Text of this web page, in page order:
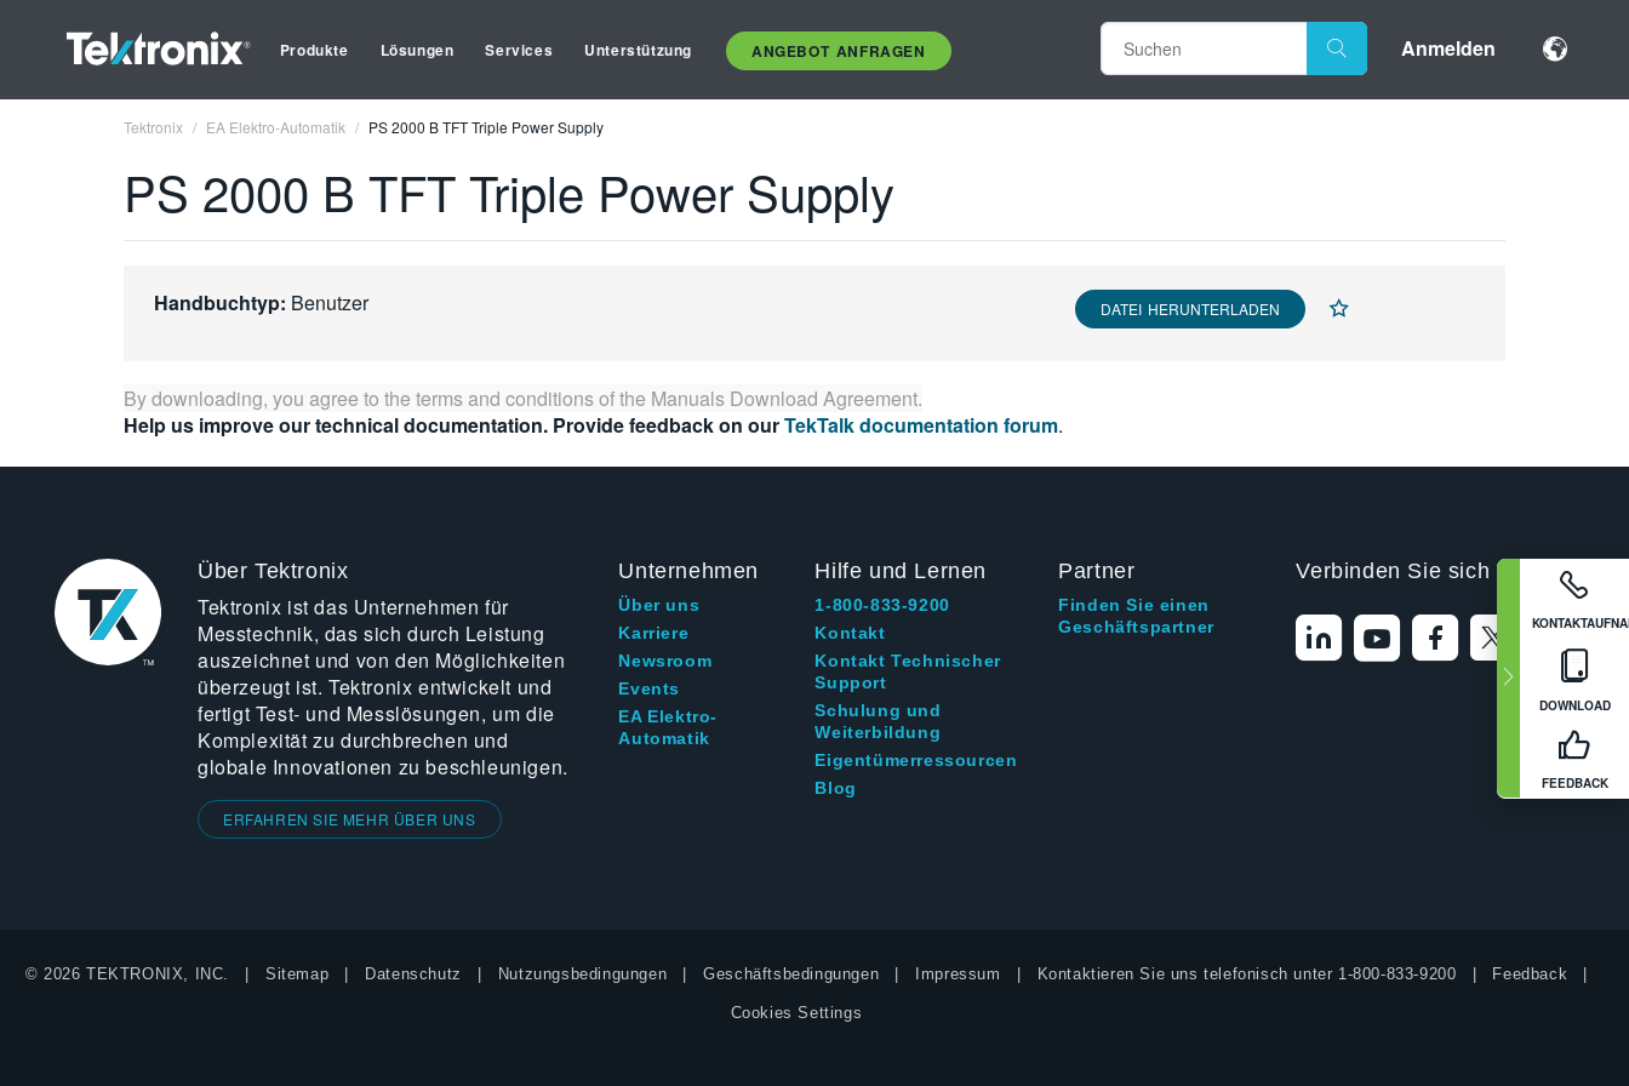
Produkte Lösungen Services Unterstützung ANGEBOT ANFRAGEN Anmelden
DOWNLOAD
FEEDBACK
Tektronix EA Elektro-Automatik PS 2000 B TFT Triple Power Supply
PS 2000 B TFT Triple Power Supply
Handbuchtyp: Benutzer DATEI HERUNTERLADEN
By downloading, you agree to the terms and conditions of the Manuals Download Agreement.
Help us improve our technical documentation. Provide feedback on ourTekTalk documentation forum.
Über Tektronix
Tektronix ist das Unternehmen für
Messtechnik, das sich durch Leistung
auszeichnet und von den Möglichkeiten
überzeugt ist. Tektronix entwickelt und
fertigt Test- und Messlösungen, um die
Komplexität zu durchbrechen und
globale Innovationen zu beschleunigen.
ERFAHREN SIE MEHR ÜBER UNS
Unternehmen
Über uns
Karriere
Newsroom
Events
EA Elektro-
Automatik
Hilfe und Lernen
1-800-833-9200
Kontakt
Kontakt Technischer
Support
Schulung und
Weiterbildung
Eigentümerressourcen
Blog
Partner
Finden Sie einen
Geschäftspartner
Verbinden Sie sich mit uns
© 2026 TEKTRONIX, INC. Sitemap Datenschutz Nutzungsbedingungen Geschäftsbedingungen Impressum Kontaktieren Sie uns telefonisch unter 1-800-833-9200 Feedback
Cookies Settings